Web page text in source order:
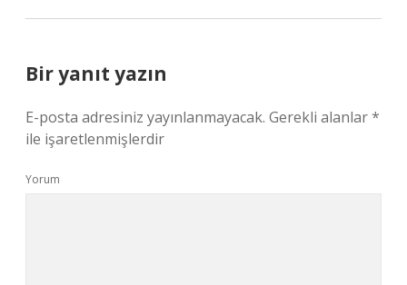
Bir yanıt yazın
E-posta adresiniz yayınlanmayacak. Gerekli alanlar*
ile işaretlenmişlerdir
Yorum